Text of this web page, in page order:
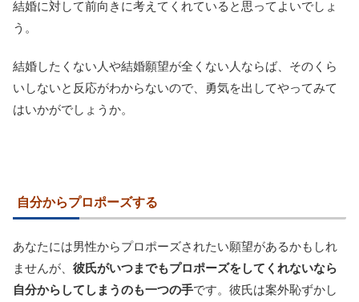
結婚に対して前向きに考えてくれていると思ってよいでしょ
う。
結婚したくない人や結婚願望が全くない人ならば、そのくら
いしないと反応がわからないので、勇気を出してやってみて
はいかがでしょうか。
自分からプロポーズする
あなたには男性からプロポーズされたい願望があるかもしれ
ませんが、 彼氏がいつまでもプロポーズをしてくれないなら
自分からしてしまうのも一つの手です。彼氏は案外恥ずかし